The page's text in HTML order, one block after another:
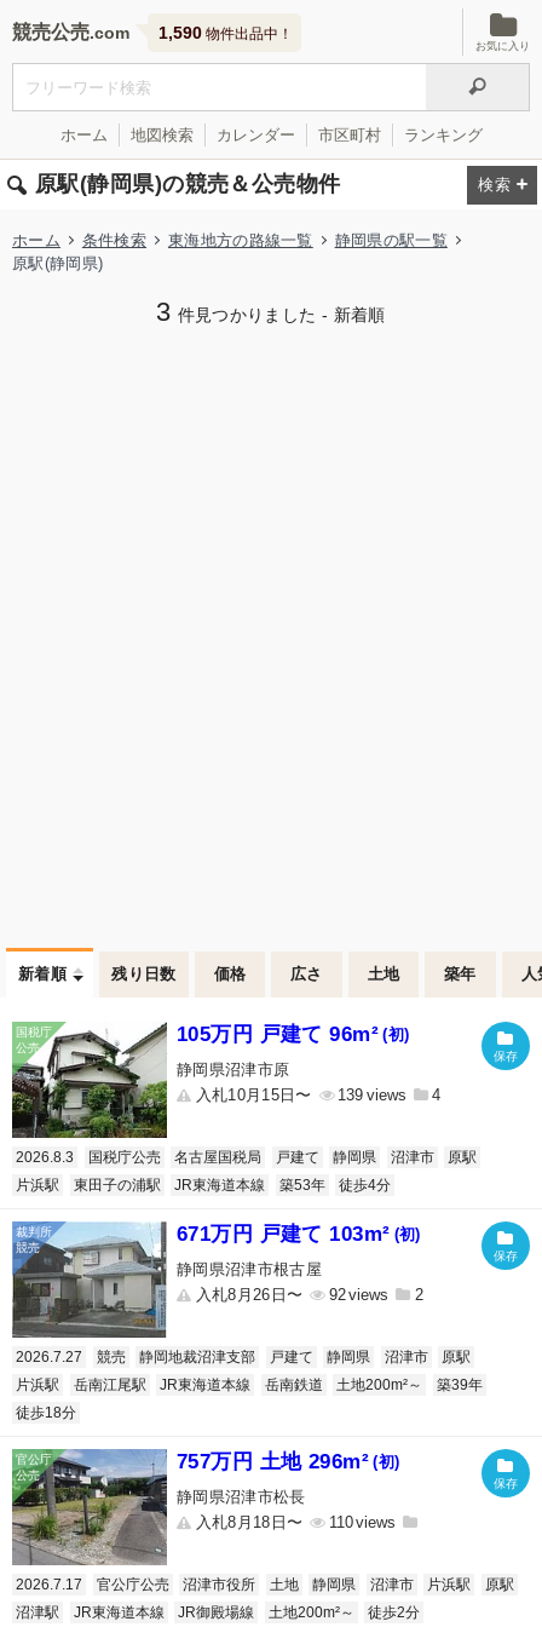
競売公売 1,590 物件出品中！
お気に入り
ホーム 地図検索 カレンダー 市区町村 ランキング
原駅(静岡県)の競売＆公売物件
ホーム 条件検索 東海地方の路線一覧
静岡県の駅一覧
原駅(静岡県)
3 件見つかりました - 新着順
新着順 残り日数 価格 広さ 土地 築年 人
105万円 戸建て 96m² (初)
静岡県沼津市原
入札10月15日〜
139 4
2026.8.3 国税庁公売 名古屋国税局 戸建て 静岡県 沼津市
原駅
片浜駅
東田子の浦駅 JR東海道本線 築53年 徒歩4分
671万円 戸建て 103m² (初)
静岡県沼津市根古屋
入札8月26日〜
92 2
2026.7.27 競売 静岡地裁沼津支部 戸建て 静岡県 沼津市
原駅
片浜駅
岳南江尾駅 JR東海道本線 岳南鉄道 土地200m²～
築39年
徒歩18分
757万円 土地 296m² (初)
静岡県沼津市松長
入札8月18日〜
110
2026.7.17 官公庁公売 沼津市役所 土地 静岡県 沼津市 片浜駅
原駅
沼津駅
JR東海道本線 JR御殿場線 土地200m²～ 徒歩2分